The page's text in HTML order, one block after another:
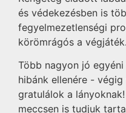
és védekezésben is
fegyelmezetlenségi
körömrágós a végjáték.
Több nagyon jó
hibánk ellenére -
gratulálok a
meccsen is tudjuk